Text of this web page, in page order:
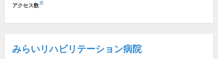
アクセス数※
みらいリハビリテーション病院